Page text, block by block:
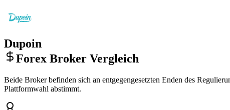
Dupoin
Forex Broker Vergleich
Beide Broker befinden sich an entgegengesetzten Enden des
Plattformwahl abstimmt.